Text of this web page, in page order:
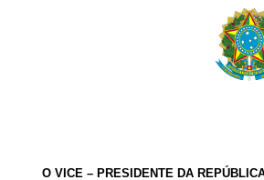
O VICE – PRESIDENTE DA